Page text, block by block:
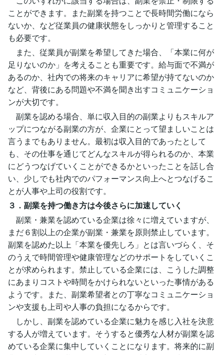
ことができます。また副業を持つことで長時間労働になら
ないか、など従業員の健康状態をしっかりと管理すること
も必要です。
また、従業員が副業を希望してきた場合、「本業に何が
足りないのか」を考えることも重要です。給与面で不満が
あるのか、社内での将来のキャリアに希望が持てないのか
など、背後にある問題や不満を聞き出すコミュニケーショ
ンが大切です。
副業を認める場合、単に収入目的の副業よりもスキルア
ップにつながる副業の方が、企業にとって望ましいことは
言うまでもありません。最初は収入目的であったとして
も、その仕事を通じてどんなスキルが得られるのか、本業
にどうつなげていくことができるかといったことを話し合
い、少しでも社内でのパフォーマンス向上へとつなげるこ
とが人事や上司の役割です。
３．副業を持つ働き方は今後さらに加速していく
副業・兼業を認めている企業は徐々に増えていますが、
まだ６割以上の企業が副業・兼業を原則禁止しています。
副業を認めた以上「本業を優先しろ」とは言いづらく、そ
のうえで時間管理や健康管理などのサポートをしていくこ
とが求められます。禁止している企業には、こうした調整
にあまりコストや時間をかけられないといった事情がある
ようです。また、副業希望者との丁寧なコミュニケーショ
ンや支援も上司や人事の負担になるからです。
しかし、副業を認めている企業に魅力を感じ入社を決意
する人が増えています。そうすると優秀な人材が副業を認
めている企業に集中していくことになります。将来的に副